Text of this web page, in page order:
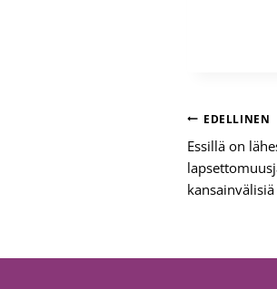
EDELLINEN
Essillä on